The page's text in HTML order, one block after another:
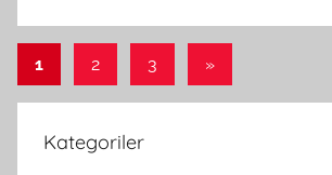
Yazı
sayfalandırması
1 2 3
Sonraki
»
Kategoriler